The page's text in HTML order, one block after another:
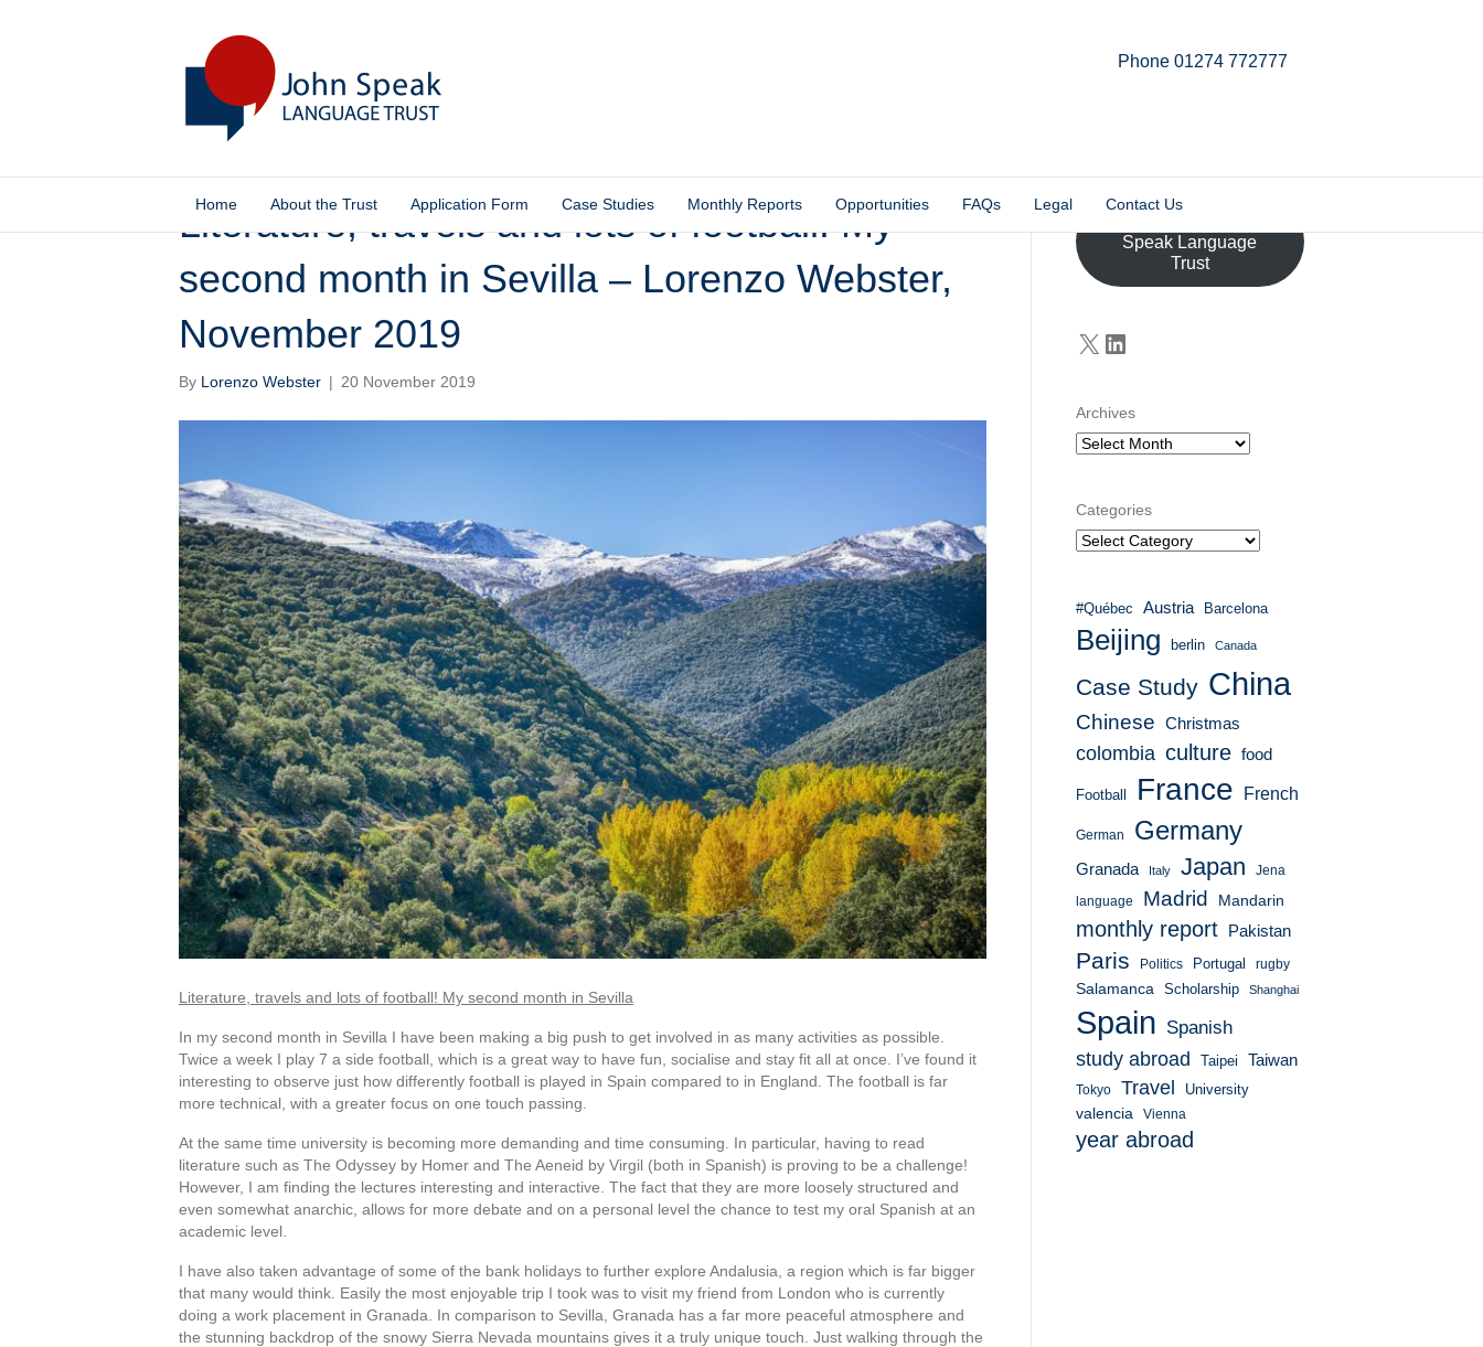
Phone 01274 772777
Home About the Trust Application Form Case Studies Monthly Reports Opportunities FAQs Legal Contact Us
Literature, travels and lots of football! My
second month in Sevilla – Lorenzo Webster,
November 2019
By Lorenzo Webster | 20 November 2019
Literature, travels and lots of football! My second month in Sevilla
In my second month in Sevilla I have been making a big push to get involved in as many activities as possible.
Twice a week I play 7 a side football, which is a great way to have fun, socialise and stay fit all at once. I’ve found it
interesting to observe just how differently football is played in Spain compared to in England. The football is far
more technical, with a greater focus on one touch passing.
At the same time university is becoming more demanding and time consuming. In particular, having to read
literature such as The Odyssey by Homer and The Aeneid by Virgil (both in Spanish) is proving to be a challenge!
However, I am finding the lectures interesting and interactive. The fact that they are more loosely structured and
even somewhat anarchic, allows for more debate and on a personal level the chance to test my oral Spanish at an
academic level.
I have also taken advantage of some of the bank holidays to further explore Andalusia, a region which is far bigger
that many would think. Easily the most enjoyable trip I took was to visit my friend from London who is currently
doing a work placement in Granada. In comparison to Sevilla, Granada has a far more peaceful atmosphere and
the stunning backdrop of the snowy Sierra Nevada mountains gives it a truly unique touch. Just walking through the
Speak Language
Trust
X LinkedIn
Archives
Categories
#Québec Austria Barcelona
Beijing berlin Canada
Case Study China
Chinese Christmas
colombia culture food
Football France French
German Germany
Granada Italy Japan Jena
language Madrid Mandarin
monthly report Pakistan
Paris Politics Portugal rugby
Salamanca Scholarship Shanghai
Spain Spanish
study abroad Taipei Taiwan
Tokyo Travel University
valencia Vienna
year abroad